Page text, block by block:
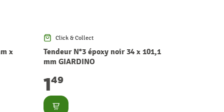
x
Click & Collect
Tendeur N°3 époxy noir 34 x 101,1
mm GIARDINO
149
Consulter